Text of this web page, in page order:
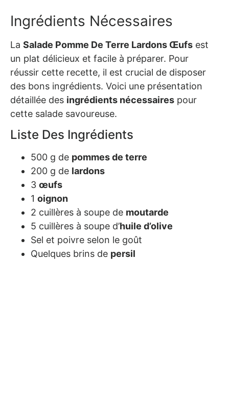
Ingrédients Nécessaires
La Salade Pomme De Terre Lardons Œufs est
un plat délicieux et facile à préparer. Pour
réussir cette recette, il est crucial de disposer
des bons ingrédients. Voici une présentation
détaillée des ingrédients nécessaires pour
cette salade savoureuse.
Liste Des Ingrédients
500 g de pommes de terre
200 g de lardons
3 œufs
1 oignon
2 cuillères à soupe de moutarde
5 cuillères à soupe d’huile d’olive
Sel et poivre selon le goût
Quelques brins de persil